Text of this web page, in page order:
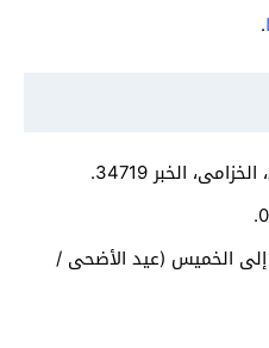
.
الخبر 34719.
الخميس (عيد الأضحى /